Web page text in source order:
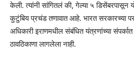
केली. त्यांनी सांगितलं की, गेल्या ५ डिसेंबरपासून
कुटुंबिय प्रचंड तणावात आहे. भारत सरकारच्या
अधिकारी इराणमधील संबंधित यंत्रणांच्या
ठावठिकाणा लागलेला नाही.